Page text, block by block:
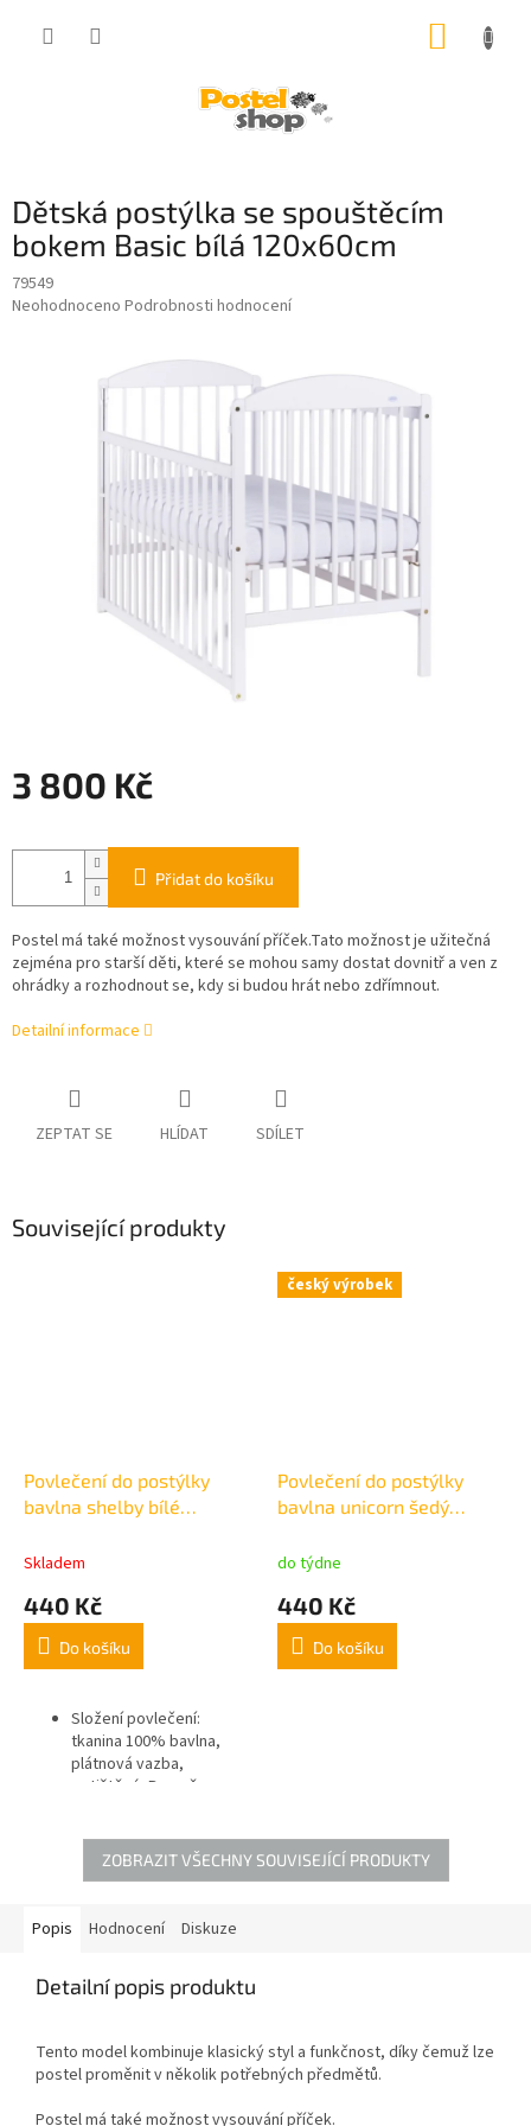
Dětská postýlka se spouštěcím
bokem Basic bílá 120x60cm
79549
Průměrné
Neohodnoceno Podrobnosti hodnocení
3 800 Kč
cena:
Přidat do košíku
Postel má také možnost vysouvání příček.Tato možnost je užitečná
zejména pro starší děti, které se mohou samy dostat dovnitř a ven z
ohrádky a rozhodnout se, kdy si budou hrát nebo zdřímnout.
Detailní informace
ZEPTAT SE HLÍDAT SDÍLET
Související produkty
Povlečení do postýlky
bavlna shelby bílé
Skladem
440 Kč
Do košíku
Složení povlečení:
tkanina 100% bavlna,
plátnová vazba,
potištěná, Rozměr
český výrobek
Povlečení do postýlky
bavlna unicorn šedý
do týdne
440 Kč
Do košíku
ZOBRAZIT VŠECHNY SOUVISEJÍCÍ PRODUKTY
Popis Hodnocení Diskuze
Detailní popis produktu
Tento model kombinuje klasický styl a funkčnost, díky čemuž lze
postel proměnit v několik potřebných předmětů.
Postel má také možnost vysouvání příček.